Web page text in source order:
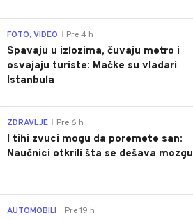
FOTO, VIDEO Pre 4 h
Spavaju u izlozima, čuvaju metro i
osvajaju turiste: Mačke su vladari
Istanbula
ZDRAVLJE Pre 6 h
I tihi zvuci mogu da poremete san:
Naučnici otkrili šta se dešava mozgu
AUTOMOBILI Pre 19 h